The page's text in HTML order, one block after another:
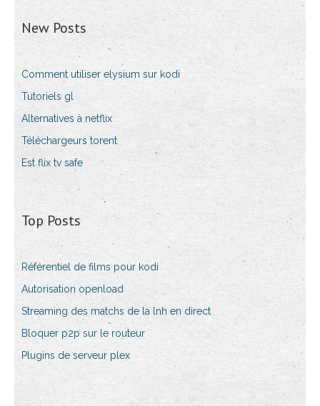
New Posts
Comment utiliser elysium sur kodi
Tutoriels gl
Alternatives à netflix
Téléchargeurs torent
Est flix tv safe
Top Posts
Référentiel de films pour kodi
Autorisation openload
Streaming des matchs de la lnh en direct
Bloquer p2p sur le routeur
Plugins de serveur plex